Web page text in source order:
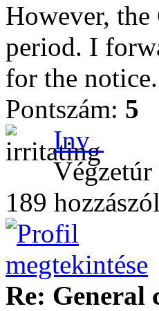
However,
period. I
for the notice.
Pontszám: 5
Inv_
189
Re: General